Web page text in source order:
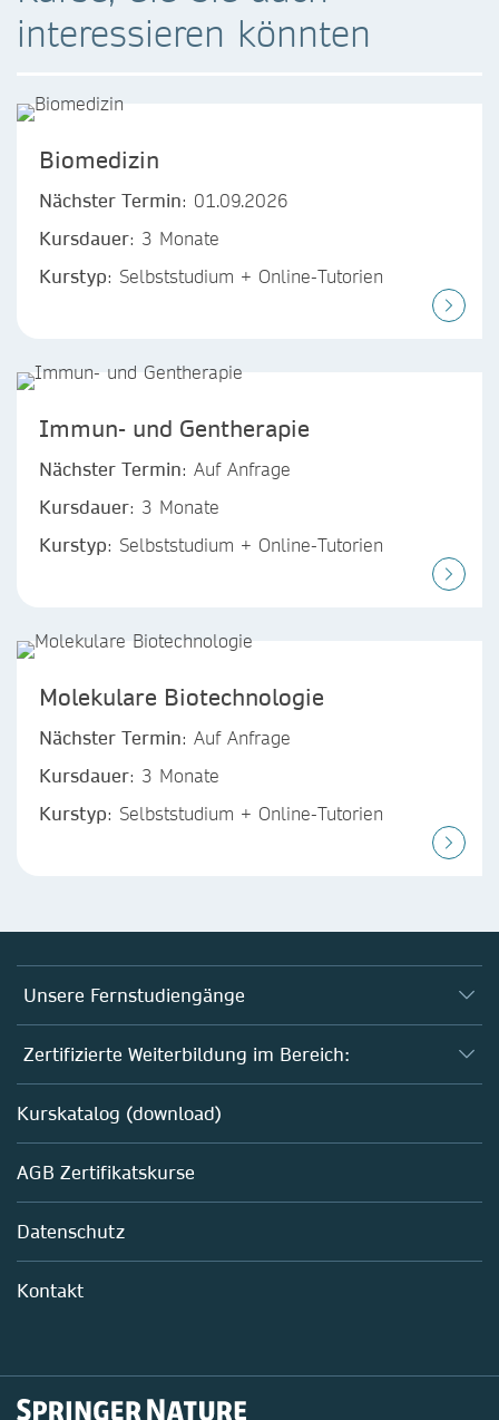
interessieren könnten
Biomedizin
Nächster Termin: 01.09.2026
Kursdauer: 3 Monate
Kurstyp: Selbststudium + Online-Tutorien
Immun- und Gentherapie
Nächster Termin: Auf Anfrage
Kursdauer: 3 Monate
Kurstyp: Selbststudium + Online-Tutorien
Molekulare Biotechnologie
Nächster Termin: Auf Anfrage
Kursdauer: 3 Monate
Kurstyp: Selbststudium + Online-Tutorien
Unsere Fernstudiengänge
Fernstudium Biologie
Fernstudium B. Sc. Chemie
Fernstudium M. Sc. Biotechnologie
Zertifizierte Weiterbildung im Bereich:
AZAV-geförderte Weiterbildungskurse
Biotechnologie
Chemie
Mitarbeiterführung im Labor
Kurskatalog (download)
AGB Zertifikatskurse
Datenschutz
Kontakt